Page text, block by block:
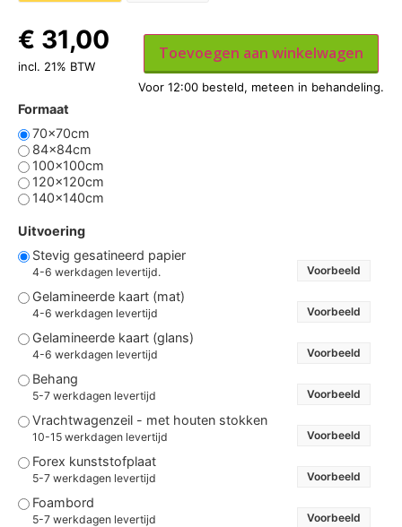
Formaat
70x70cm
84x84cm
100x100cm
120x120cm
140x140cm
Uitvoering
Stevig gesatineerd papier
4-6 werkdagen levertijd. Voorbeeld
Gelamineerde kaart (mat)
4-6 werkdagen levertijd Voorbeeld
Gelamineerde kaart (glans)
4-6 werkdagen levertijd Voorbeeld
Behang
5-7 werkdagen levertijd Voorbeeld
Vrachtwagenzeil - met houten stokken
10-15 werkdagen levertijd Voorbeeld
Forex kunststofplaat
5-7 werkdagen levertijd Voorbeeld
Foambord
5-7 werkdagen levertijd Voorbeeld
€ 31,00
incl. 21% BTW
Toevoegen aan winkelwagen